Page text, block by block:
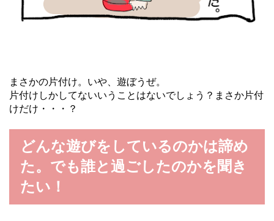
まさかの片付け。いや、遊ぼうぜ。
片付けしかしてないいうことはないでしょう？まさか片付
けだけ・・・？
どんな遊びをしているのかは諦め
た。でも誰と過ごしたのかを聞き
たい！